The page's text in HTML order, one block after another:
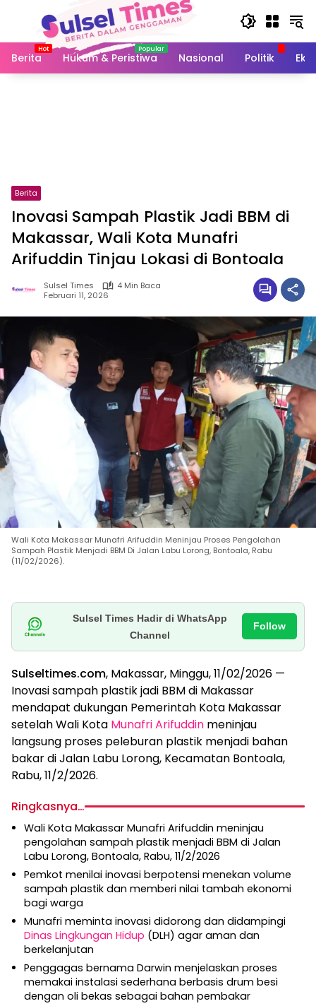
Berita
Hukum & Peristiwa Nasional Politik
Berita
Inovasi Sampah Plastik Jadi BBM di
Makassar, Wali Kota Munafri
Arifuddin Tinjau Lokasi di Bontoala
Sulsel Times
4 Min Baca
Februari 11, 2026
Wali Kota Makassar Munafri Arifuddin Meninjau Proses Pengolahan
Sampah Plastik Menjadi BBM Di Jalan Labu Lorong, Bontoala, Rabu
(11/02/2026).
Sulsel Times Hadir di WhatsApp
Channel
Follow
Sulseltimes.com, Makassar, Minggu, 11/02/2026 —
Inovasi sampah plastik jadi BBM di Makassar
mendapat dukungan Pemerintah Kota Makassar
setelah Wali Kota Munafri Arifuddin meninjau
langsung proses peleburan plastik menjadi bahan
bakar di Jalan Labu Lorong, Kecamatan Bontoala,
Rabu, 11/2/2026.
Ringkasnya…
Wali Kota Makassar Munafri Arifuddin meninjau
pengolahan sampah plastik menjadi BBM di Jalan
Labu Lorong, Bontoala, Rabu, 11/2/2026
Pemkot menilai inovasi berpotensi menekan volume
sampah plastik dan memberi nilai tambah ekonomi
bagi warga
Munafri meminta inovasi didorong dan didampingi
Dinas Lingkungan Hidup (DLH) agar aman dan
berkelanjutan
Penggagas bernama Darwin menjelaskan proses
memakai instalasi sederhana berbasis drum besi
dengan oli bekas sebagai bahan pembakar